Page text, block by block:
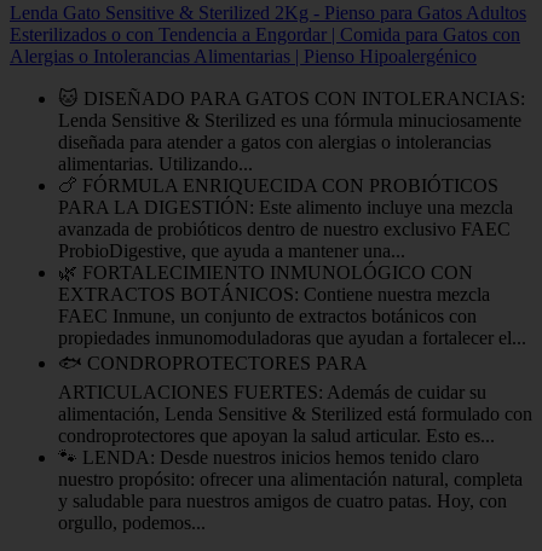
Lenda Gato Sensitive & Sterilized 2Kg - Pienso para Gatos Adultos
Esterilizados o con Tendencia a Engordar | Comida para Gatos con
Alergias o Intolerancias Alimentarias | Pienso Hipoalergénico
🐱 DISEÑADO PARA GATOS CON INTOLERANCIAS:
Lenda Sensitive & Sterilized es una fórmula minuciosamente
diseñada para atender a gatos con alergias o intolerancias
alimentarias. Utilizando...
🍗 FÓRMULA ENRIQUECIDA CON PROBIÓTICOS
PARA LA DIGESTIÓN: Este alimento incluye una mezcla
avanzada de probióticos dentro de nuestro exclusivo FAEC
ProbioDigestive, que ayuda a mantener una...
🌿 FORTALECIMIENTO INMUNOLÓGICO CON
EXTRACTOS BOTÁNICOS: Contiene nuestra mezcla
FAEC Inmune, un conjunto de extractos botánicos con
propiedades inmunomoduladoras que ayudan a fortalecer el...
🐟 CONDROPROTECTORES PARA
ARTICULACIONES FUERTES: Además de cuidar su
alimentación, Lenda Sensitive & Sterilized está formulado con
condroprotectores que apoyan la salud articular. Esto es...
🐾 LENDA: Desde nuestros inicios hemos tenido claro
nuestro propósito: ofrecer una alimentación natural, completa
y saludable para nuestros amigos de cuatro patas. Hoy, con
orgullo, podemos...